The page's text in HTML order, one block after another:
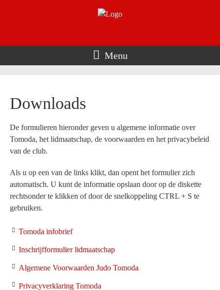
Menu
Downloads
De formulieren hieronder geven u algemene informatie over
Tomoda, het lidmaatschap, de voorwaarden en het privacybeleid
van de club.
Als u op een van de links klikt, dan opent het formulier zich
automatisch. U kunt de informatie opslaan door op de diskette
rechtsonder te klikken of door de snelkoppeling CTRL + S te
gebruiken.
Tomoda infobrief
Inschrijfformulier lidmaatschap
Algemene Voorwaarden Judo Tomoda
Privacyverklaring Tomoda